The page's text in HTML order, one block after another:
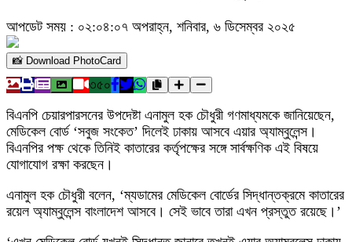
আপডেট সময় : ০২:০৪:০৭ অপরাহ্ন, শনিবার, ৬ ডিসেম্বর ২০২৫
📸 Download PhotoCard
৩৫০
বিএনপি চেয়ারপারসনের উপদেষ্টা এনামুল হক চৌধুরী গণমাধ্যমকে জানিয়েছেন,
মেডিকেল বোর্ড ‘সবুজ সংকেত’ দিলেই ঢাকায় আসবে এয়ার অ্যাম্বুলেন্স।
বিএনপির পক্ষ থেকে তিনিই কাতারের কর্তৃপক্ষের সঙ্গে সার্বক্ষণিক এই বিষয়ে
যোগাযোগ রক্ষা করছেন।
এনামুল হক চৌধুরী বলেন, ‘ম্যডামের মেডিকেল বোর্ডের সিদ্ধান্তক্রমে কাতারের
রয়েল অ্যাম্বুলেন্স বাংলাদেশ আসবে। সেই ভাবে তারা এখন প্রস্তুত রয়েছে।’